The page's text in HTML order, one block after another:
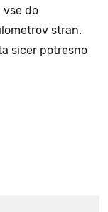
vse do
stran.
sicer potresno